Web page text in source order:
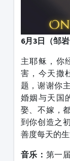
6月3日 （邹岩
主耶稣，你
害，今天撒
题，谢谢你
婚姻与天国
娶、不嫁，
到你创造之
善度每天的生
音乐： 第一